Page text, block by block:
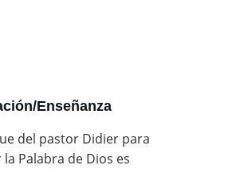
del pastor Didier para
Palabra de Dios es
Enseñanza